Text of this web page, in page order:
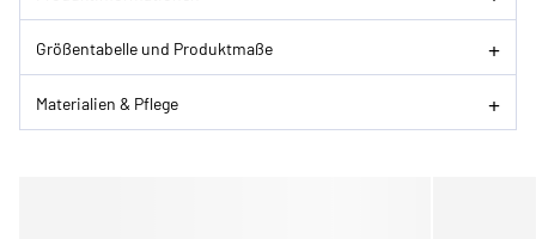
Größentabelle und Produktmaße
Materialien & Pflege